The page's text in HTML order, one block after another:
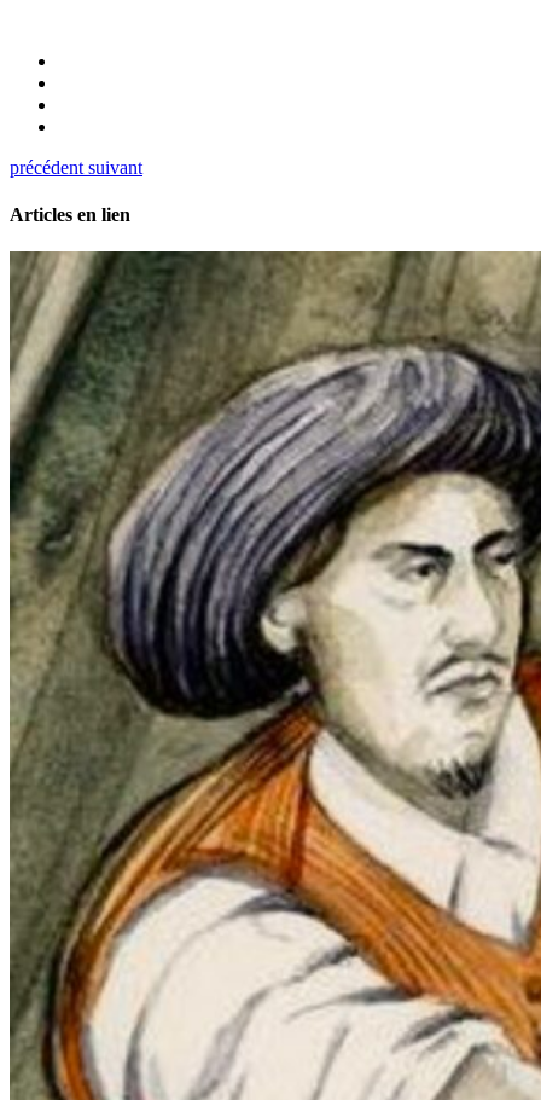
précédent suivant
Articles en lien